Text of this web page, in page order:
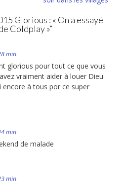
Glorious : « On a essayé
Coldplay »”
min
glorious pour tout ce que vous
vraiment aider à louer Dieu
encore à tous por ce super
min
de malade
min